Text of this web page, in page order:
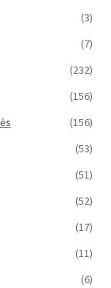
(3)
(7)
(232)
(156)
(156)
(53)
(51)
(52)
(17)
(11)
(6)